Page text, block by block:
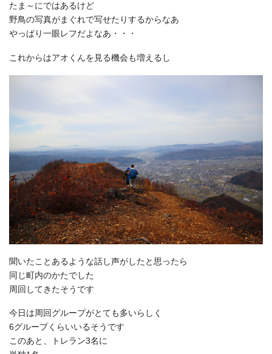
たま～にではあるけど
野鳥の写真がまぐれで写せたりするからなあ
やっぱり一眼レフだよなあ・・・
これからはアオくんを見る機会も増えるし
聞いたことあるような話し声がしたと思ったら
同じ町内のかたでした
周回してきたそうです
今日は周回グループがとても多いらしく
6グループくらいいるそうです
このあと、トレラン3名に